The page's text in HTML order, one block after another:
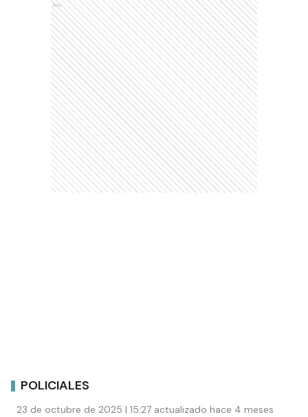
Ads
POLICIALES
23 de octubre de 2025 | 15:27 actualizado hace 4 meses